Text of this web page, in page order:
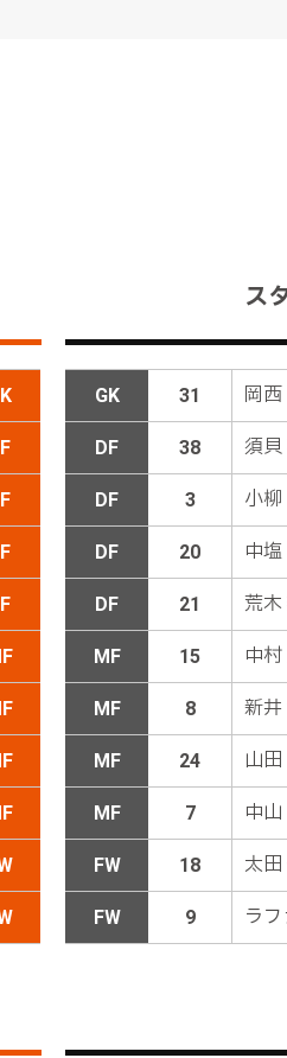
開すると、右サイドの敵陣深
が、味方はシュートまで持ち
る
Ｎ
断
田がクロスを入れると、ゴー
すと、荻原が左サイドの高い
ビオの前に入ってクリアしよ
ス
GK 31 岡
DF 38 須貝
DF 3 小柳
DF 20 中
DF 21 荒木
MF 15 中
MF 8 新
MF 24 山
MF 7 中
FW 18 太
FW 9 ラ